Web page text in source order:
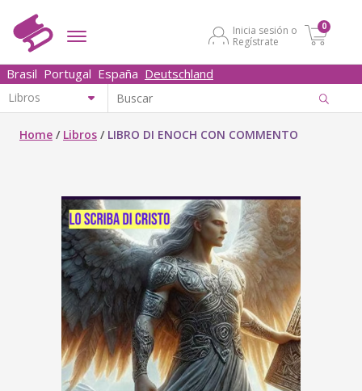
Inicia sesión o
Regístrate
0
Brasil Portugal España Deutschland
Home / Libros / LIBRO DI ENOCH CON COMMENTO